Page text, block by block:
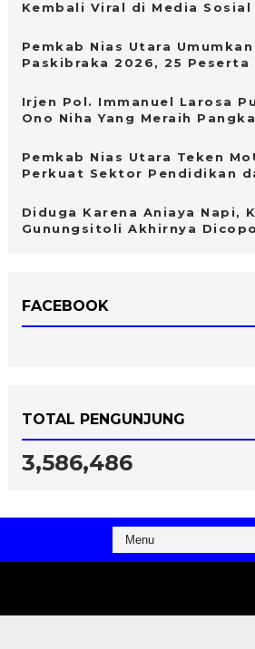
Kembali Viral di Media Sosial
Pemkab Nias Utara
Paskibraka 2026, 25 Peserta
Irjen Pol. Immanuel Larosa
Ono Niha Yang Meraih
Pemkab Nias Utara Teken
Perkuat Sektor Pendidikan
Diduga Karena Aniaya Napi,
Gunungsitoli Akhirnya
FACEBOOK
TOTAL PENGUNJUNG
3,586,486